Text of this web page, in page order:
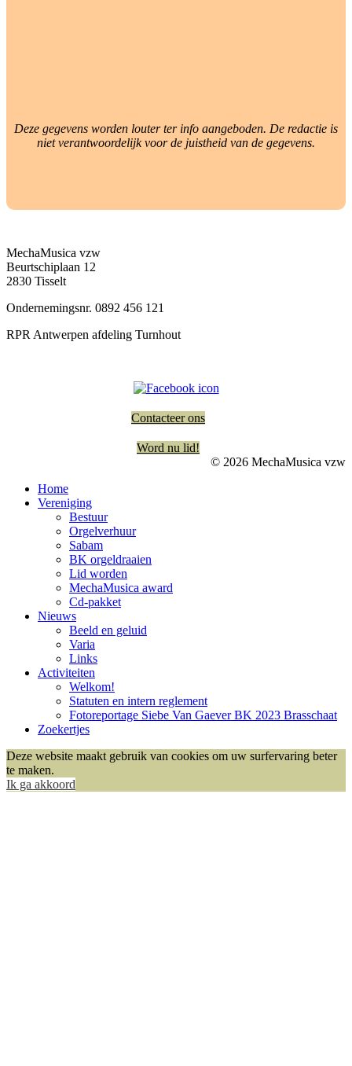
Deze gegevens worden louter ter info aangeboden. De redactie is
niet verantwoordelijk voor de juistheid van de gegevens.
MechaMusica vzw
Beurtschiplaan 12
2830 Tisselt
Ondernemingsnr. 0892 456 121
RPR Antwerpen afdeling Turnhout
Contacteer ons
Word nu lid!
© 2026 MechaMusica vzw
Home
Vereniging
Bestuur
Orgelverhuur
Sabam
BK orgeldraaien
Lid worden
MechaMusica award
Cd-pakket
Nieuws
Beeld en geluid
Varia
Links
Activiteiten
Welkom!
Statuten en intern reglement
Fotoreportage Siebe Van Gaever BK 2023 Brasschaat
Zoekertjes
Deze website maakt gebruik van cookies om uw surfervaring beter
te maken.
Ik ga akkoord